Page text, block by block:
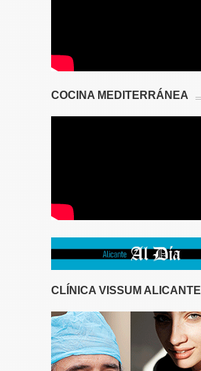
COCINA MEDITERRÁNEA
CLÍNICA VISSUM ALICANTE